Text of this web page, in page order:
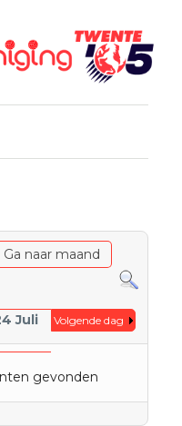
Ga naar maand
Juli
Volgende dag
gevonden